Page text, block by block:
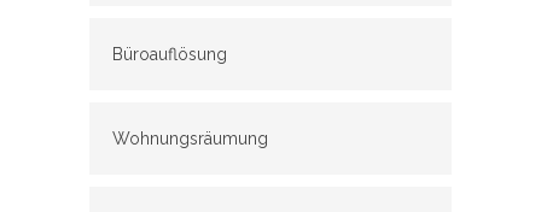
Büroauflösung
Wohnungsräumung